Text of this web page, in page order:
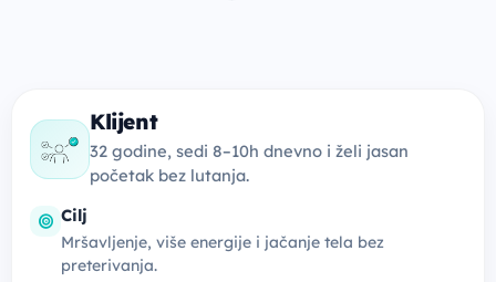
Klijent
32 godine, sedi 8–10h dnevno i želi jasan
početak bez lutanja.
Cilj
Mršavljenje, više energije i jačanje tela bez
preterivanja.